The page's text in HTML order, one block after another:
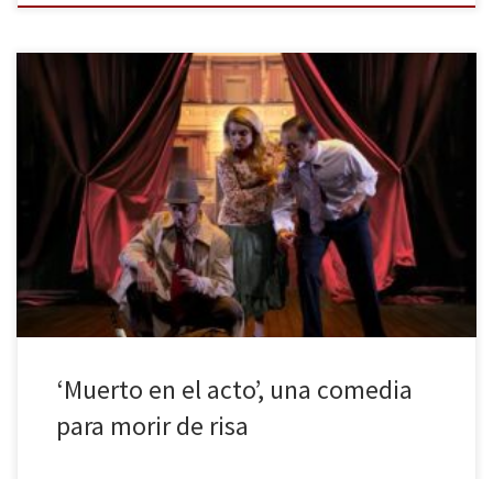
El pasado 8 de diciembre se estrenó la nueva comedia del Teatro
Alfil, Muerto en el acto. Esta primera representación fue todo un
éxito ya que se consiguió el aforo completo y además el público
disfrutó enormemente del espectáculo. Entre los asistentes se
encontraban varios actores y actrices como Llum Barrera, […]
‘Muerto en el acto’, una comedia
para morir de risa